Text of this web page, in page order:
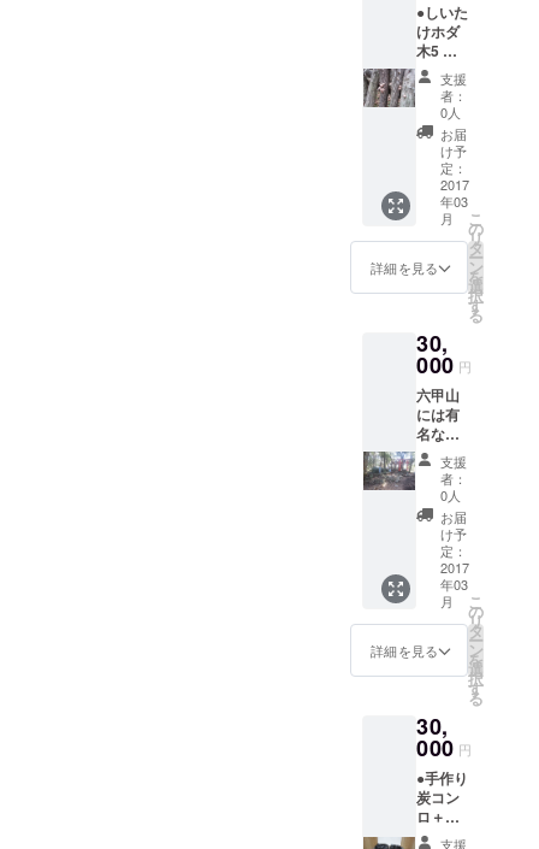
●しいた
けホダ
木5 本
オー
ナー権
3 月
20 日し
いたけ
植菌体
験・ア
ウトド
アクッ
キング
付き、
雨天順
延 遠
カフェ
まで来
れない
方は、
春・
秋の2
回×2 年
（１回
約25
枚）収
穫分を
郵送し
ます
（100枚
当）。
支援
者：
0人
お届
け予
定：
2017
年03
月
詳細を見る
こ
の
リ
タ
ー
ン
を
選
択
す
る
30,
000 円
六甲山
には有
名な磐
座が数
多くあ
り、そ
の中の
幾つか
をご案
内しま
す。 阪
急神戸
線御影
駅10 時
集合、
15 時30
散。車1
台をお
出しま
す。 ※
昼食は
各自で
ご準備
支援
者：
0人
お届
け予
定：
2017
年03
月
詳細を見る
こ
の
リ
タ
ー
ン
を
選
択
す
る
30,
000 円
●手作り
炭コン
ロ＋
ペール
支援